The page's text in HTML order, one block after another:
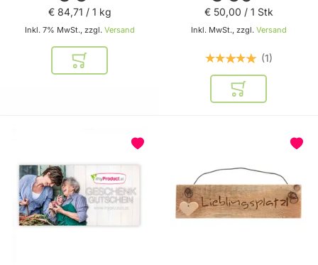
Inkl. 7% MwSt., zzgl. Versand
€ 84,71 / 1 kg
In den Warenkorb
Inkl. MwSt., zzgl. Versand
€ 50,00 / 1 Stk
1
In den